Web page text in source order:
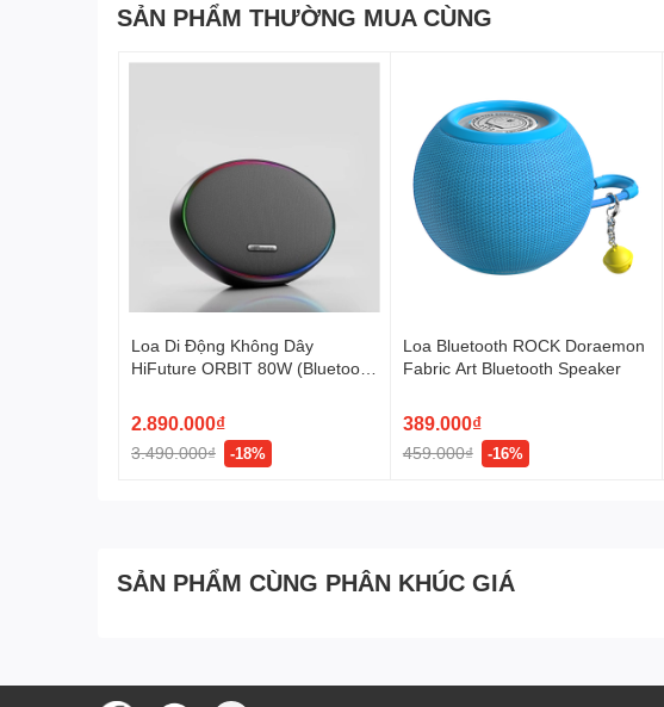
SẢN PHẨM THƯỜNG MUA CÙNG
Loa Di Động Không Dây
HiFuture ORBIT 80W (Bluetooth
Light, Connects USB/Type-C
and AUX IN, DSP, DynaBoost™
Technology, TWS Mode)
2.890.000₫
3.490.000₫ -18%
Loa Bluetooth ROCK Doraemon
Fabric Art Bluetooth Speaker
389.000₫
459.000₫ -16%
SẢN PHẨM CÙNG PHÂN KHÚC GIÁ